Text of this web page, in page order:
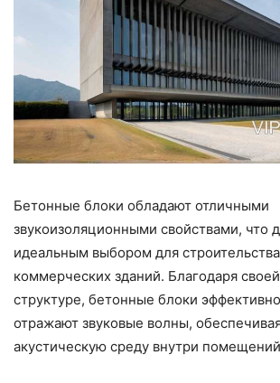
Бетонные блоки обладают отличными
звукоизоляционными свойствами, что
идеальным выбором для
коммерческих зданий. Благодаря
структуре, бетонные блоки
отражают звуковые волны,
акустическую среду внутри